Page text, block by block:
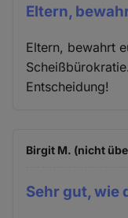
Eltern,
Eltern, bewahrt
Entscheidung!
Birgit M. (nicht
Sehr gut, wie